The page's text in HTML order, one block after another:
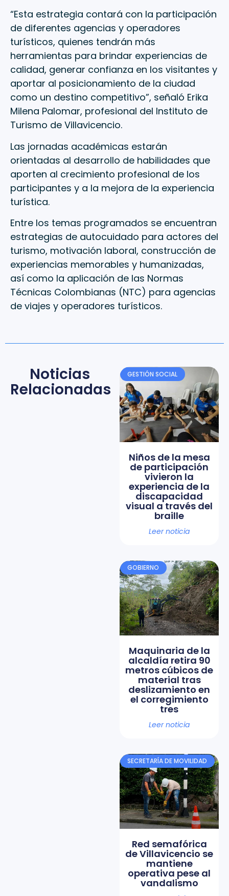
“Esta estrategia contará con la participación
de diferentes agencias y operadores
turísticos, quienes tendrán más
herramientas para brindar experiencias de
calidad, generar confianza en los visitantes y
aportar al posicionamiento de la ciudad
como un destino competitivo”, señaló Erika
Milena Palomar, profesional del Instituto de
Turismo de Villavicencio.
Las jornadas académicas estarán
orientadas al desarrollo de habilidades que
aporten al crecimiento profesional de los
participantes y a la mejora de la experiencia
turística.
Entre los temas programados se encuentran
estrategias de autocuidado para actores del
turismo, motivación laboral, construcción de
experiencias memorables y humanizadas,
así como la aplicación de las Normas
Técnicas Colombianas (NTC) para agencias
de viajes y operadores turísticos.
Noticias
Relacionadas
GESTIÓN SOCIAL
Niños de la mesa
de participación
vivieron la
experiencia de la
discapacidad
visual a través del
braille
Leer noticia
GOBIERNO
Maquinaria de la
alcaldía retira 90
metros cúbicos de
material tras
deslizamiento en
el corregimiento
tres
Leer noticia
SECRETARÍA DE MOVILIDAD
Red semafórica
de Villavicencio se
mantiene
operativa pese al
vandalismo